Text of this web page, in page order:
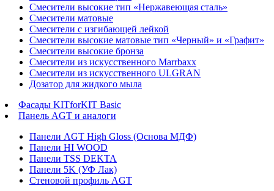
Смесители высокие тип «Нержавеющая сталь»
Смесители матовые
Смесители с изгибающей лейкой
Смесители высокие матовые тип «Черный» и «Графит»
Смесители высокие бронза
Смесители из искусственного Marrbaxx
Смесители из искусственного ULGRAN
Дозатор для жидкого мыла
Фасады KITforKIT Basic
Панель AGT и аналоги
Панели AGT High Gloss (Основа МДФ)
Панели HI WOOD
Панели TSS DEKTA
Панели 5K (УФ Лак)
Стеновой профиль AGT